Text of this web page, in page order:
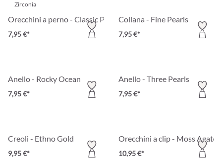
Zirconia
Orecchini a perno - Classic Pearls
7,95 €*
Collana - Fine Pearls
7,95 €*
Anello - Rocky Ocean
7,95 €*
Anello - Three Pearls
7,95 €*
Creoli - Ethno Gold
9,95 €*
Orecchini a clip - Moss Agate
10,95 €*